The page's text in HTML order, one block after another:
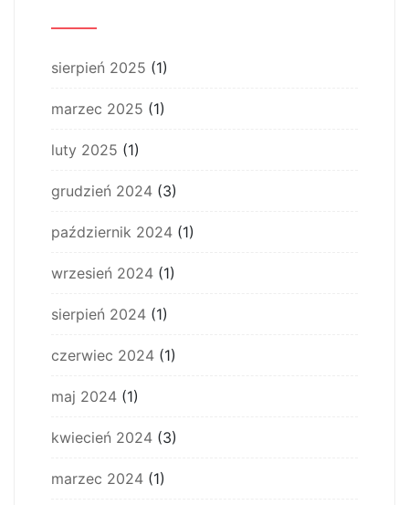
sierpień 2025 (1)
marzec 2025 (1)
luty 2025 (1)
grudzień 2024 (3)
październik 2024 (1)
wrzesień 2024 (1)
sierpień 2024 (1)
czerwiec 2024 (1)
maj 2024 (1)
kwiecień 2024 (3)
marzec 2024 (1)